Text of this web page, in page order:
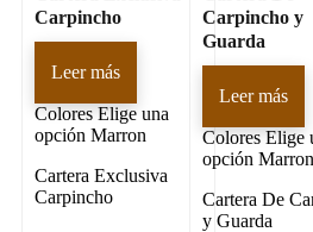
Carpincho
Leer más
Colores Elige una
opción Marron
Cartera Exclusiva
Carpincho
Carpincho y
Guarda
Leer más
ColoresElige
opción Marron
Cartera De
y Guarda